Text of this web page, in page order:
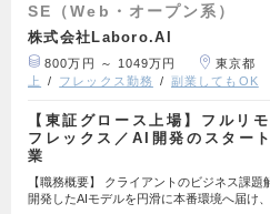
SE（Web・オープン系）
株式会社Laboro.AI
800万円 ～ 1049万円 東京都
上
フレックス勤務 副業してもOK
【東証グロース上場】フルリ
フレックス／AI開発のスター
業
【職務概要】 クライアントのビジネス課
開発したAIモデルを円滑に本番環境へ届け